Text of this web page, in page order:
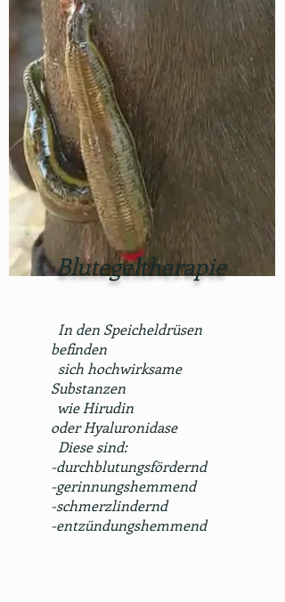
Blutegeltherapie
In den Speicheldrüsen
befinden
sich hochwirksame
Substanzen
wie Hirudin
oder Hyaluronidase
Diese sind:
-durchblutungsfördernd
-gerinnungshemmend
-schmerzlindernd
-entzündungshemmend